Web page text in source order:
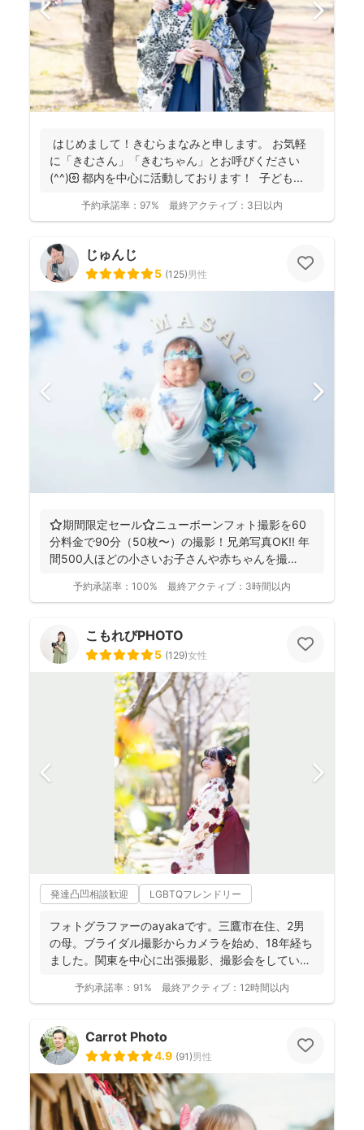
はじめまして！きむらまなみと申します。 お気軽
に「きむさん」「きむちゃん」とお呼びください
(^^)🌼 都内を中心に活動しております！ 子ども...
予約承諾率： 97% 最終アクティブ： 3日以内
じゅんじ
5 (125)男性
⭐️期間限定セール⭐️ニューボーンフォト撮影を60
分料金で90分（50枚〜）の撮影！兄弟写真OK!! 年
間500人ほどの小さいお子さんや赤ちゃんを撮
予約承諾率： 100% 最終アクティブ： 3時間以内
こもれびPHOTO
5 (129)女性
発達凸凹相談歓迎 LGBTQフレンドリー
フォトグラファーのayakaです。三鷹市在住、2男
の母。ブライダル撮影からカメラを始め、18年経ち
ました。関東を中心に出張撮影、撮影会をしていま
予約承諾率： 91% 最終アクティブ： 12時間以内
Carrot Photo
4.9 (91)男性